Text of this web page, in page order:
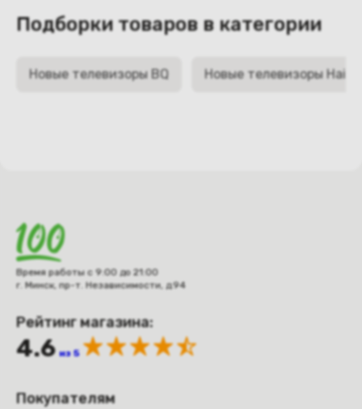
Подборки товаров в категории
Новые телевизоры BQ Новые телевизоры Haier
Время работы с 9:00 до 21:00
г. Минск, пр-т. Независимости, д.94
Рейтинг магазина:
4.6 из 5
Покупателям